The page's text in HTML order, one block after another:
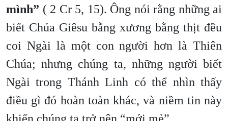
mình” ( 2 Cr 5, 15). Ông nói rằng những ai
biết Chúa Giêsu bằng xương bằng thịt đều
coi Ngài là một con người hơn là Thiên
Chúa; nhưng chúng ta, những người biết
Ngài trong Thánh Linh có thể nhìn thấy
điều gì đó hoàn toàn khác, và niềm tin này